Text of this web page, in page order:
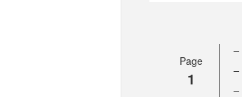
Page
1